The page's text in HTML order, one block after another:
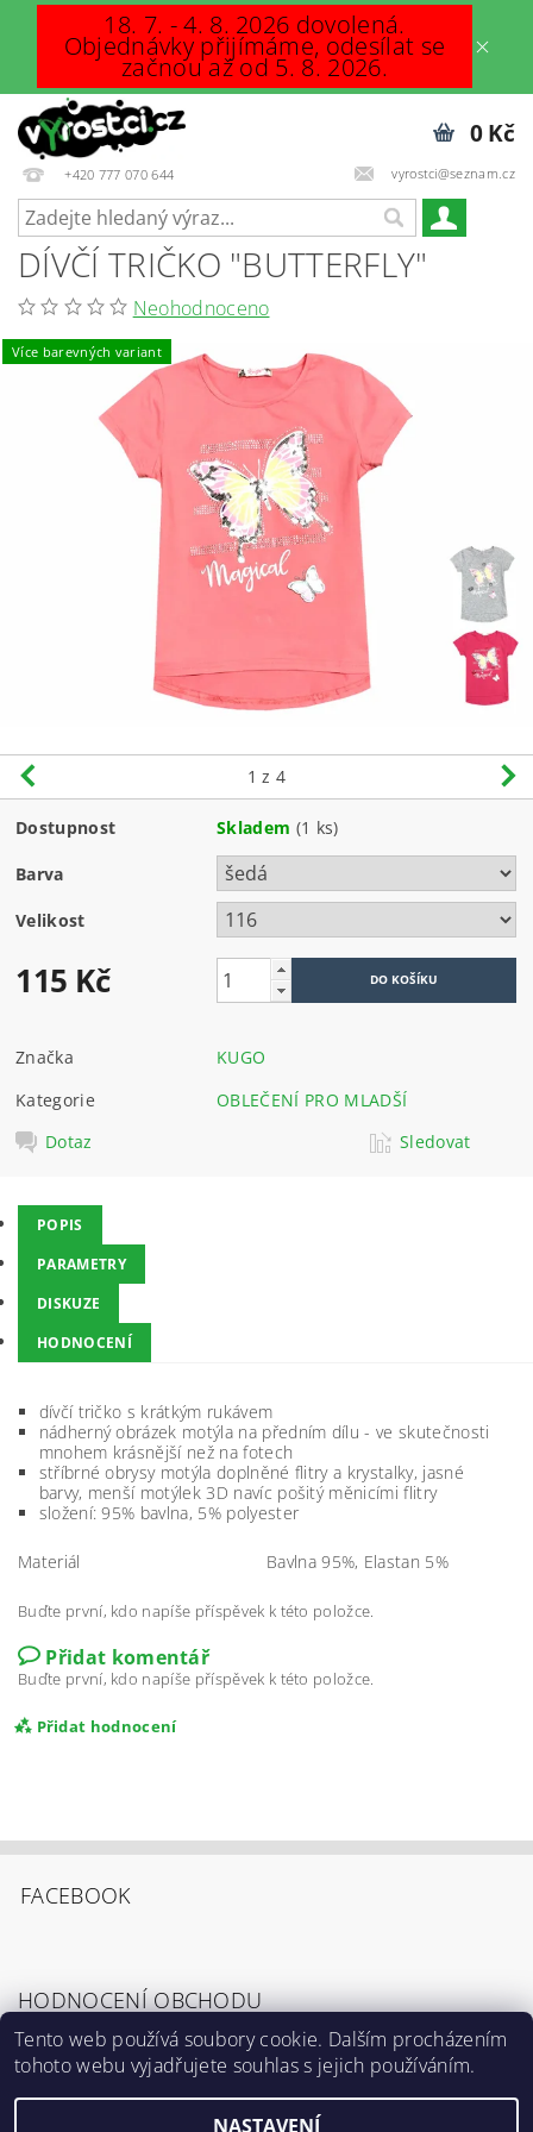
18. 7. - 4. 8. 2026 dovolená.
Objednávky přijímáme, odesílat se
začnou až od 5. 8. 2026.
+420 777 070 644 vyrostci@seznam.cz
0 Kč
DÍVČÍ TRIČKO "BUTTERFLY"
Neohodnoceno
Více barevných variant
1 z 4
Dostupnost Skladem (1 ks)
Barva
Velikost
115 Kč
Značka
KUGO
Kategorie
OBLEČENÍ PRO MLADŠÍ
Dotaz
Sledovat
POPIS
PARAMETRY
DISKUZE
HODNOCENÍ
dívčí tričko s krátkým rukávem
nádherný obrázek motýla na předním dílu - ve skutečnosti
mnohem krásnější než na fotech
stříbrné obrysy motýla doplněné flitry a krystalky, jasné
barvy, menší motýlek 3D navíc pošitý měnicími flitry
složení: 95% bavlna, 5% polyester
Materiál Bavlna 95%, Elastan 5%
Buďte první, kdo napíše příspěvek k této položce.
Přidat komentář
Buďte první, kdo napíše příspěvek k této položce.
Přidat hodnocení
Souhlasím sPodmínkami ochrany osobních
FACEBOOK
HODNOCENÍ OBCHODU
Zobrazit všechna hodnocení obchodu
Tento web používá soubory cookie. Dalším procházením
tohoto webu vyjadřujete souhlas s jejich používáním.
NASTAVENÍ